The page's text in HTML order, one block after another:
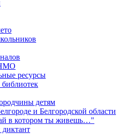
НМО
ресурсы
детям
и Белгородской области
в котором ты живешь…"
диктант